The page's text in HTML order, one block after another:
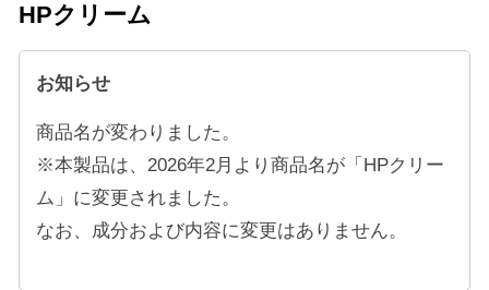
HPクリーム
お知らせ
商品名が変わりました。
※本製品は、2026年2月より商品名が「HPクリー
ム」に変更されました。
なお、成分および内容に変更はありません。